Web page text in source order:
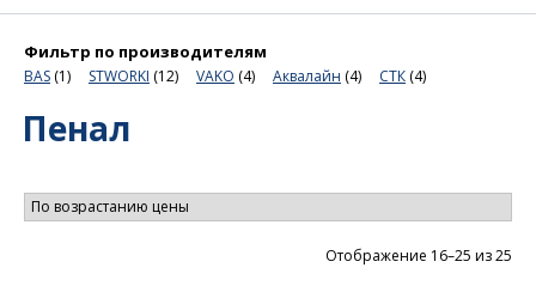
Фильтр по производителям
BAS (1) STWORKI (12) VAKO (4) Аквалайн (4) СТК (4)
Пенал
Отображение 16–25 из 25